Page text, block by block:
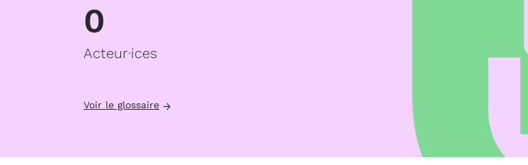
0
Acteur·ices
Voir le glossaire